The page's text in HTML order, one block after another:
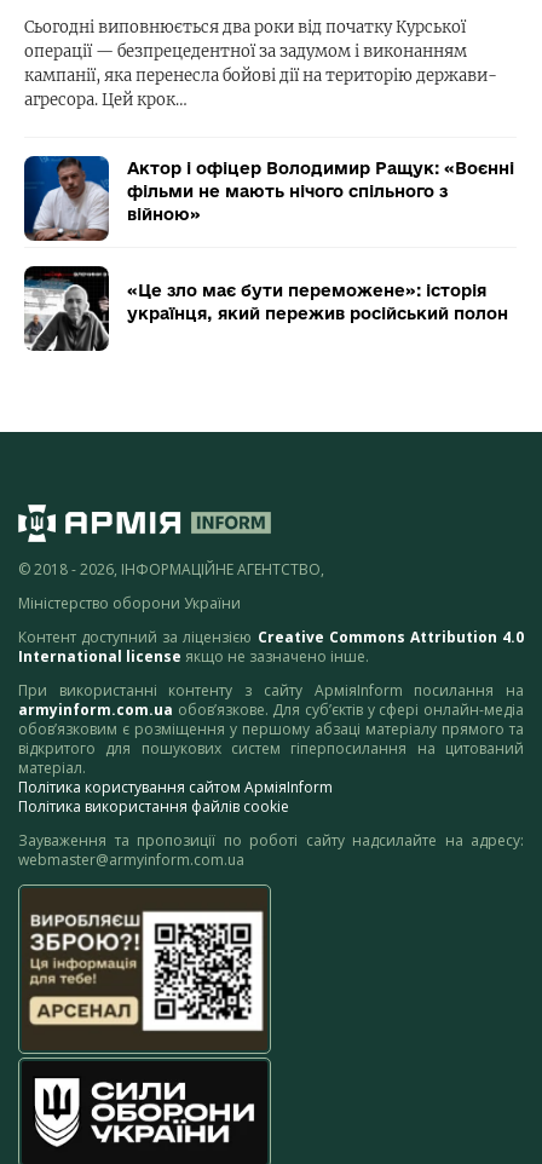
Сьогодні виповнюється два роки від початку Курської
операції — безпрецедентної за задумом і виконанням
кампанії, яка перенесла бойові дії на територію держави-
агресора. Цей крок…
Актор і офіцер Володимир Ращук: «Воєнні
фільми не мають нічого спільного з
війною»
«Це зло має бути переможене»: історія
українця, який пережив російський полон
© 2018 - 2026, ІНФОРМАЦІЙНЕ АГЕНТСТВО,
Міністерство оборони України
Контент доступний за ліцензією Creative Commons Attribution 4.0
International license якщо не зазначено інше.
При використанні контенту з сайту АрміяInform посилання на
armyinform.com.ua обов’язкове. Для суб’єктів у сфері онлайн-медіа
обов’язковим є розміщення у першому абзаці матеріалу прямого та
відкритого для пошукових систем гіперпосилання на цитований
матеріал.
Політика користування сайтом АрміяInform
Політика використання файлів cookie
Зауваження та пропозиції по роботі сайту надсилайте на адресу:
webmaster@armyinform.com.ua